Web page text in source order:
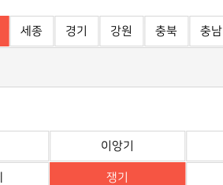
세종 경기 강원 충북 충남
이앙기
쟁기